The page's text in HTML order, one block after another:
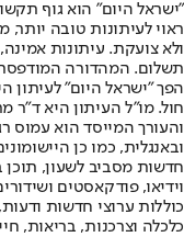
"ישראל היום" הוא גוף
ראוי לעיתונות טובה
ולא צועקת. עיתונות
הפך "ישראל היום" לעיתון
חול. מו"ל העיתון היא ד"ר
והעורך המייסד הוא עמוס
חדשות מסביב לשעון, תוכן
וידיאו, פודקאסטים
כוללות ערוצי חדשות